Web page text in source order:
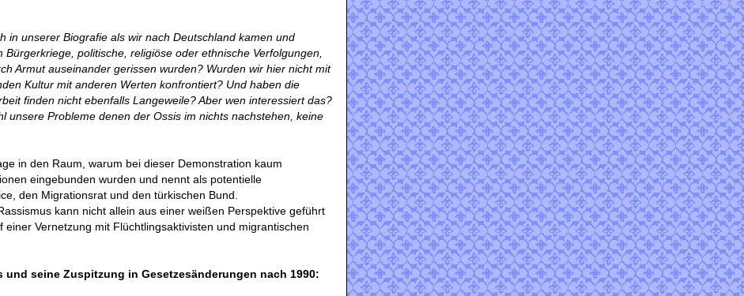
in unserer Biografie als wir nach Deutschland kamen und
Bürgerkriege, politische, religiöse oder ethnische Verfolgungen,
Armut auseinander gerissen wurden? Wurden wir hier nicht mit
Kultur mit anderen Werten konfrontiert? Und haben die
finden nicht ebenfalls Langeweile? Aber wen interessiert das?
unsere Probleme denen der Ossis im nichts nachstehen, keine
in den Raum, warum bei dieser Demonstration kaum
eingebunden wurden und nennt als potentielle
den Migrationsrat und den türkischen Bund.
kann nicht allein aus einer weißen Perspektive geführt
einer Vernetzung mit Flüchtlingsaktivisten und migrantischen
und seine Zuspitzung in Gesetzesänderungen nach 1990: